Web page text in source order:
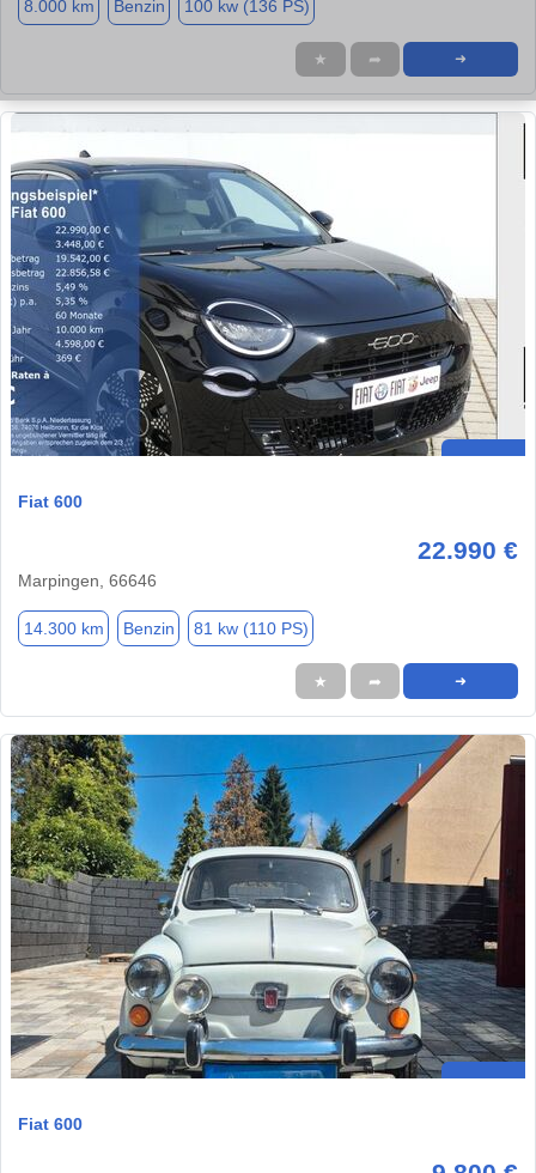
8.000 km Benzin 100 kw (136 PS)
★ ➦ ➜
Fiat 600
22.990 €
Marpingen, 66646
14.300 km Benzin 81 kw (110 PS)
★ ➦ ➜
Fiat 600